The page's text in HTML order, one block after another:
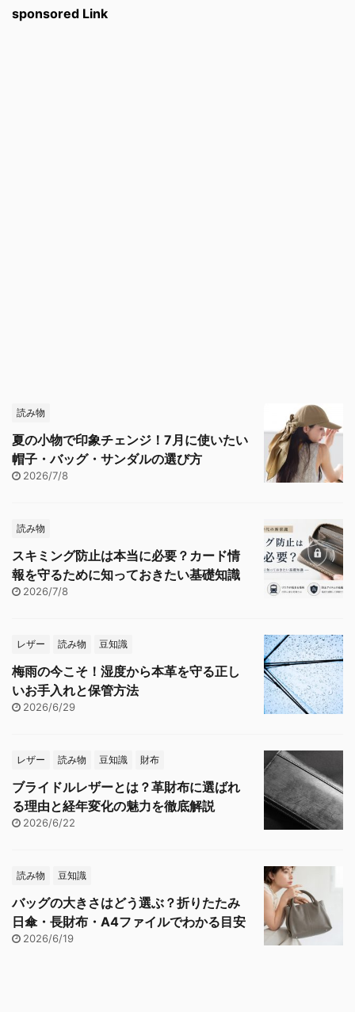
sponsored Link
読み物
夏の小物で印象チェンジ！7月に使いたい
帽子・バッグ・サンダルの選び方
2026/7/8
読み物
スキミング防止は本当に必要？カード情
報を守るために知っておきたい基礎知識
2026/7/8
レザー 読み物 豆知識
梅雨の今こそ！湿度から本革を守る正し
いお手入れと保管方法
2026/6/29
レザー 読み物 豆知識 財布
ブライドルレザーとは？革財布に選ばれ
る理由と経年変化の魅力を徹底解説
2026/6/22
読み物 豆知識
バッグの大きさはどう選ぶ？折りたたみ
日傘・長財布・A4ファイルでわかる目安
2026/6/19